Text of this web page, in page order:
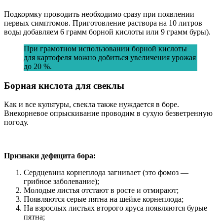
Подкормку проводить необходимо сразу при появлении
первых симптомов. Приготовление раствора на 10 литров
воды добавляем 6 грамм борной кислоты или 9 грамм буры).
При грамотном использовании борной кислоты
для картофеля можно добиться увеличения урожая
до 20 %.
Борная кислота для свеклы
Как и все культуры, свекла также нуждается в боре.
Внекорневое опрыскивание проводим в сухую безветренную
погоду.
Признаки дефицита бора:
Сердцевина корнеплода загнивает (это фомоз —
грибное заболевание);
Молодые листья отстают в росте и отмирают;
Появляются серые пятна на шейке корнеплода;
На взрослых листьях второго яруса появляются бурые
пятна;